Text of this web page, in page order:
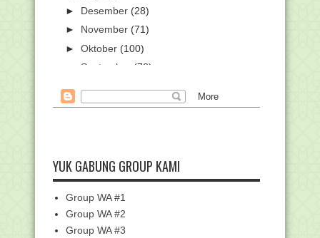
► Desember (28)
► November (71)
► Oktober (100)
September
(78)
►Juli(42)
Pengumuman Peserta PPG PAI 2019
Seluruh Indonesia
Raih Nilai Ujian...
Sidang Isbat Awal Syawal 1440H
Digelar 3 Juni, Ber...
YUK GABUNG GROUP KAMI
Group WA #1
Group WA #2
Group WA #3